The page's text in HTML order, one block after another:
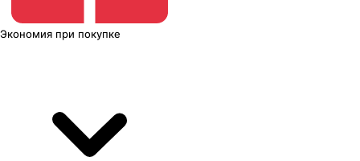
Экономия при покупке